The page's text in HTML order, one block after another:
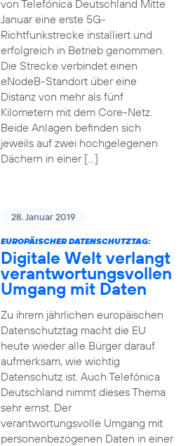
von Telefónica Deutschland Mitte
Januar eine erste 5G-
Richtfunkstrecke installiert und
erfolgreich in Betrieb genommen.
Die Strecke verbindet einen
eNodeB-Standort über eine
Distanz von mehr als fünf
Kilometern mit dem Core-Netz.
Beide Anlagen befinden sich
jeweils auf zwei hochgelegenen
Dächern in einer […]
28. Januar 2019
EUROPÄISCHER DATENSCHUTZTAG:
Digitale Welt verlangt
verantwortungsvollen
Umgang mit Daten
Zu ihrem jährlichen europäischen
Datenschutztag macht die EU
heute wieder alle Bürger darauf
aufmerksam, wie wichtig
Datenschutz ist. Auch Telefónica
Deutschland nimmt dieses Thema
sehr ernst. Der
verantwortungsvolle Umgang mit
personenbezogenen Daten in einer